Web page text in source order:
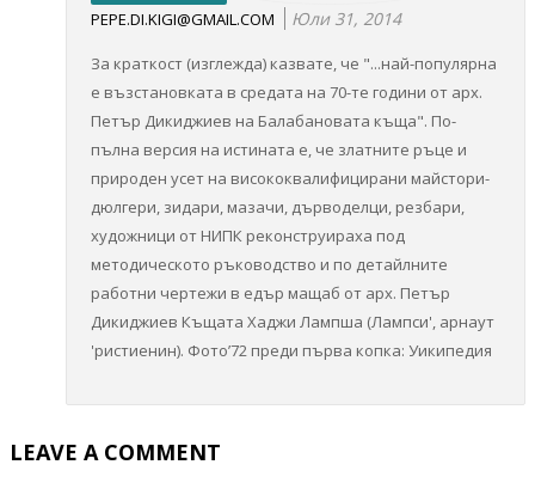
PEPE.DI.KIGI@GMAIL.COM Юли 31, 2014
За краткост (изглежда) казвате, че "...най-популярна
е възстановката в средата на 70-те години от арх.
Петър Дикиджиев на Балабановата къща". По-
пълна версия на истината е, че златните ръце и
природен усет на висококвалифицирани майстори-
дюлгери, зидари, мазачи, дърводелци, резбари,
художници от НИПК реконструираха под
методическото ръководство и по детайлните
работни чертежи в едър мащаб от арх. Петър
Дикиджиев Къщата Хаджи Лампша (Лампси', арнаут
'ристиенин). Фото’72 преди първа копка: Уикипедия
LEAVE A COMMENT